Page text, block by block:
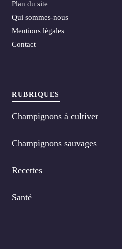
Plan du site
Qui sommes-nous
Mentions légales
Contact
RUBRIQUES
Champignons à cultiver
Champignons sauvages
Recettes
Santé